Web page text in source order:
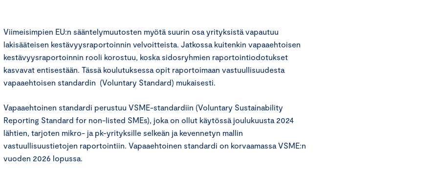
Viimeisimpien EU:n sääntelymuutosten myötä suurin osa yrityksistä vapautuu
lakisääteisen kestävyysraportoinnin velvoitteista. Jatkossa kuitenkin vapaaehtoisen
kestävyysraportoinnin rooli korostuu, koska sidosryhmien raportointiodotukset
kasvavat entisestään. Tässä koulutuksessa opit raportoimaan vastuullisuudesta
vapaaehtoisen standardin (Voluntary Standard) mukaisesti.
Vapaaehtoinen standardi perustuu VSME-standardiin (Voluntary Sustainability
Reporting Standard for non-listed SMEs), joka on ollut käytössä joulukuusta 2024
lähtien, tarjoten mikro- ja pk-yrityksille selkeän ja kevennetyn mallin
vastuullisuustietojen raportointiin. Vapaaehtoinen standardi on korvaamassa VSME:n
vuoden 2026 lopussa.